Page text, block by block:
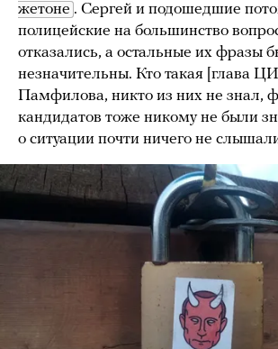
жетоне . Сергей и подошедшие
полицейские на большинство
отказались, а остальные их фразы
незначительны. Кто такая [глава
Памфилова, никто из них не знал,
кандидатов тоже никому не были
о ситуации почти ничего не